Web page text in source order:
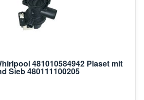
481010584942 Plaset mit
Sieb 480111100205